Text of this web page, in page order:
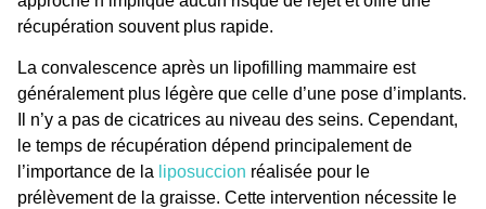
récupération souvent plus rapide.
La convalescence après un lipofilling mammaire est
généralement plus légère que celle d’une pose d’implants.
Il n’y a pas de cicatrices au niveau des seins. Cependant,
le temps de récupération dépend principalement de
l’importance de la liposuccion réalisée pour le
prélèvement de la graisse. Cette intervention nécessite le